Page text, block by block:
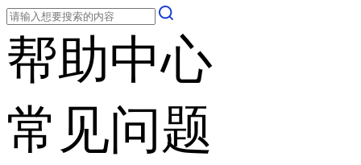
帮助中心
常见问题